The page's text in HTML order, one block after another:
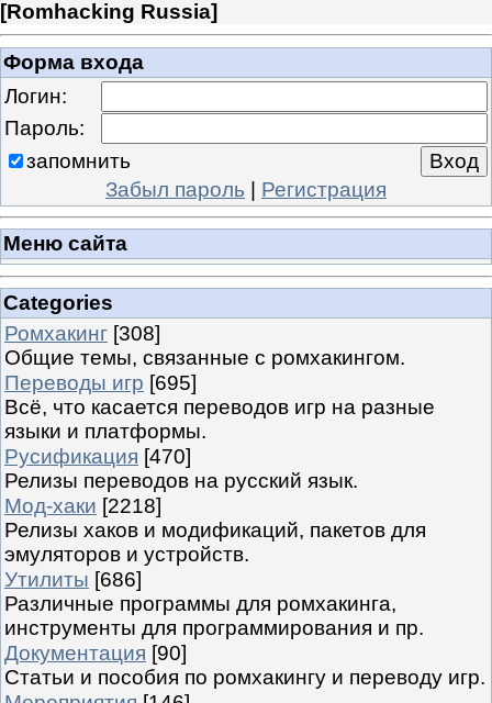
[Romhacking Russia]
Форма входа
Логин:
Пароль:
запомнить
Забыл пароль | Регистрация
Меню сайта
Categories
Ромхакинг [308]
Общие темы, связанные с ромхакингом.
Переводы игр [695]
Всё, что касается переводов игр на разные
языки и платформы.
Русификация [470]
Релизы переводов на русский язык.
Мод-хаки [2218]
Релизы хаков и модификаций, пакетов для
эмуляторов и устройств.
Утилиты [686]
Различные программы для ромхакинга,
инструменты для программирования и пр.
Документация [90]
Статьи и пособия по ромхакингу и переводу игр.